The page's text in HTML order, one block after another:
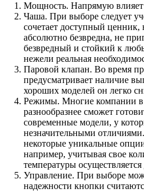
Мощность. Напрямую влияет
Чаша. При выборе следует
сочетает доступный ценник,
абсолютно безвредна, не
безвредный и стойкий к
нежели реальная
Паровой клапан. Во время
предусматривает наличие
хороших моделей он легко
Режимы. Многие компании в
разнообразнее сможет
современные модели, у
незначительными
некоторые уникальные
например, учитывая свое
температуры
Управление. При выборе
надежности кнопки